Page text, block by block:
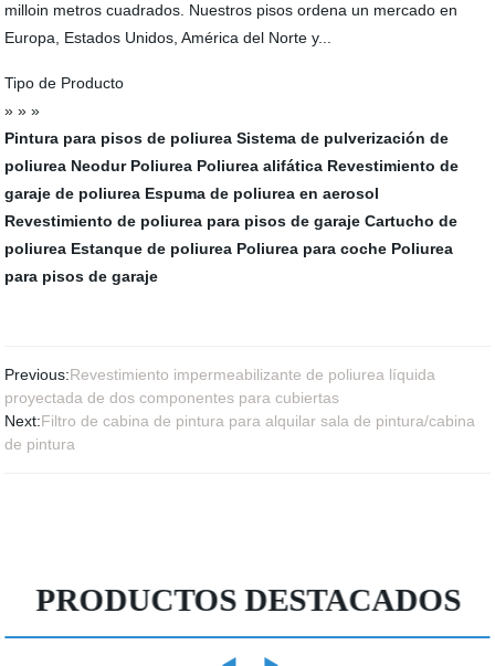
milloin metros cuadrados. Nuestros pisos ordena un mercado en
Europa, Estados Unidos, América del Norte y...
Tipo de Producto
» » »
Pintura para pisos de poliurea Sistema de pulverización de
poliurea Neodur Poliurea Poliurea alifática Revestimiento de
garaje de poliurea Espuma de poliurea en aerosol
Revestimiento de poliurea para pisos de garaje Cartucho de
poliurea Estanque de poliurea Poliurea para coche Poliurea
para pisos de garaje
Previous:Revestimiento impermeabilizante de poliurea líquida
proyectada de dos componentes para cubiertas
Next:Filtro de cabina de pintura para alquilar sala de pintura/cabina
de pintura
PRODUCTOS DESTACADOS